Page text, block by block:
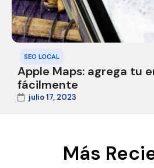
SEO LOCAL
Apple Maps: agrega tu
fácilmente
julio 17, 2023
Más